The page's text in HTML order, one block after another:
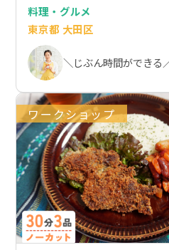
料理・グルメ
東京都 大田区
＼じぶん時間ができる
ワークショップ